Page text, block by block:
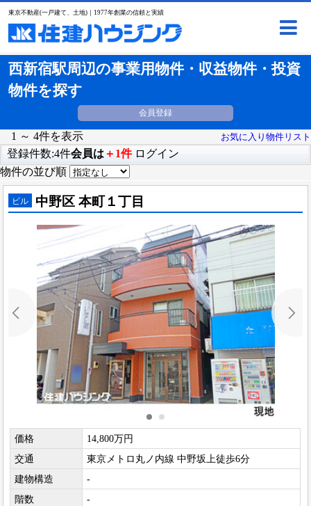
東京不動産(一戸建て、土地)｜1977年創業の信頼と実績
西新宿駅周辺の事業用物件・収益物件・投資
物件を探す
会員登録
1 ～ 4件を表示 お気に入り物件リスト
登録件数:4件会員は ＋1件 ログイン
物件の並び順
ビル 中野区 本町１丁目
価格
14,800万円
交通
東京メトロ丸ノ内線 中野坂上徒歩6分
建物構造
-
階数
-